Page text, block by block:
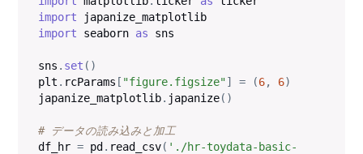
import
import seaborn as sns
sns . set ( )
plt . rcParams [ "figure.figsize"] = (6, 6)
japanize_matplotlib. japanize( )
# データの読み込みと加工
df_hr = pd . read_csv( './hr-toydata-basic-